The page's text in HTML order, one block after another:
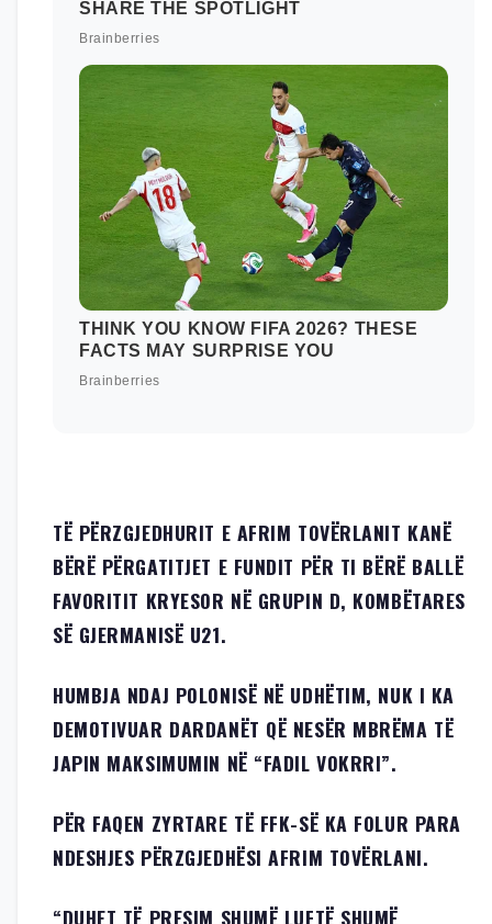
TË PËRZGJEDHURIT E AFRIM TOVËRLANIT KANË
BËRË PËRGATITJET E FUNDIT PËR TI BËRË BALLË
FAVORITIT KRYESOR NË GRUPIN D, KOMBËTARES
SË GJERMANISË U21.
HUMBJA NDAJ POLONISË NË UDHËTIM, NUK I KA
DEMOTIVUAR DARDANËT QË NESËR MBRËMA TË
JAPIN MAKSIMUMIN NË “FADIL VOKRRI”.
PËR FAQEN ZYRTARE TË FFK-SË KA FOLUR PARA
NDESHJES PËRZGJEDHËSI AFRIM TOVËRLANI.
“DUHET TË PRESIM SHUMË LUFTË SHUMË